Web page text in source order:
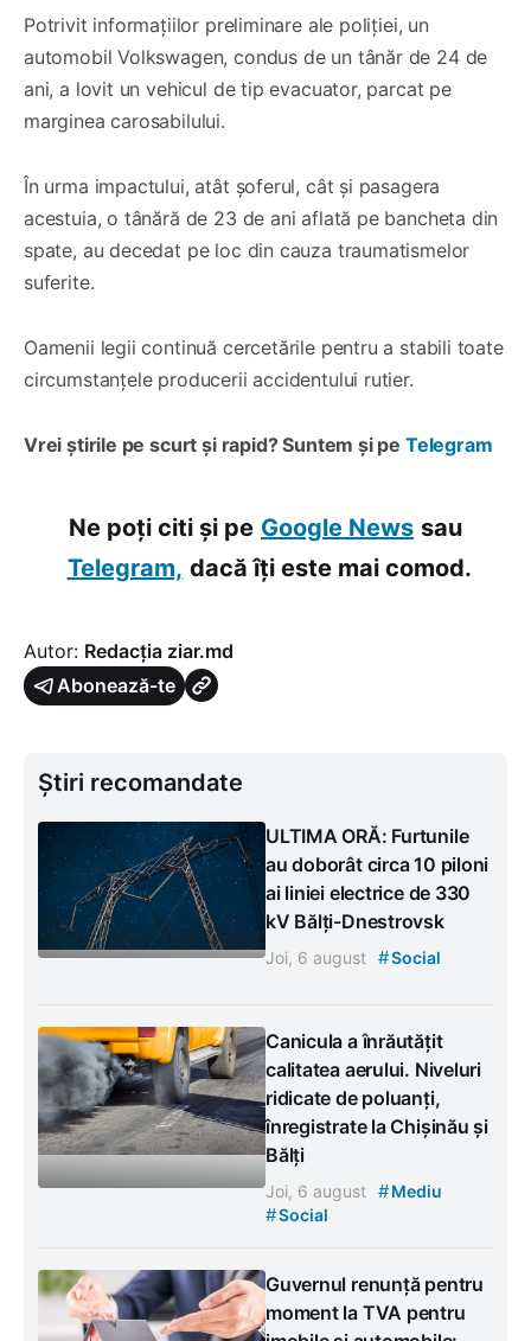
Potrivit informațiilor preliminare ale poliției, un
automobil Volkswagen, condus de un tânăr de 24 de
ani, a lovit un vehicul de tip evacuator, parcat pe
marginea carosabilului.
În urma impactului, atât șoferul, cât și pasagera
acestuia, o tânără de 23 de ani aflată pe bancheta din
spate, au decedat pe loc din cauza traumatismelor
suferite.
Oamenii legii continuă cercetările pentru a stabili toate
circumstanțele producerii accidentului rutier.
Vrei știrile pe scurt și rapid? Suntem și pe Telegram
Ne poți citi și pe Google News sau
Telegram, dacă îți este mai comod.
Autor: Redacția ziar.md
Abonează-te
Știri recomandate
ULTIMA ORĂ: Furtunile
au doborât circa 10 piloni
ai liniei electrice de 330
kV Bălți-Dnestrovsk
Joi, 6 august #Social
Canicula a înrăutățit
calitatea aerului. Niveluri
ridicate de poluanți,
înregistrate la Chișinău și
Bălți
Joi, 6 august #Mediu
#Social
Guvernul renunță pentru
moment la TVA pentru